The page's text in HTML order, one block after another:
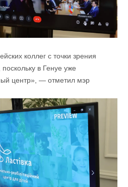
коллег с точки зрения
в Генуе уже
центр», — отметил мэр